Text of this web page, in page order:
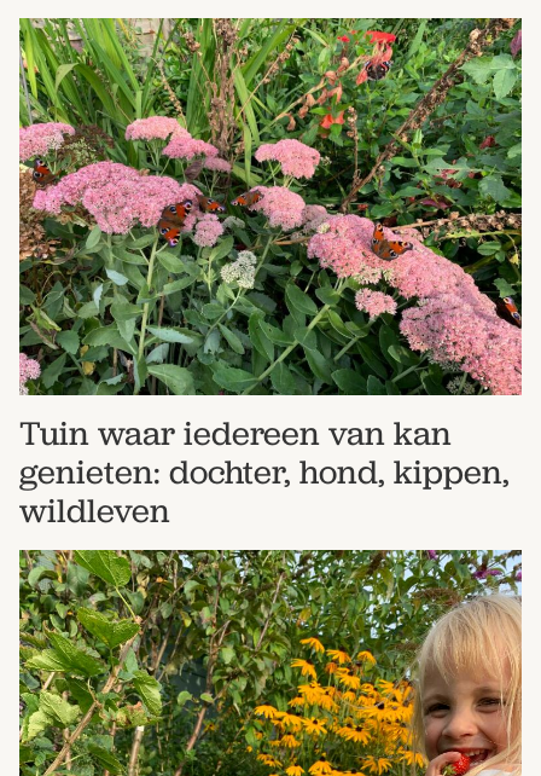
Tuin waar iedereen van kan
genieten: dochter, hond, kippen,
wildleven